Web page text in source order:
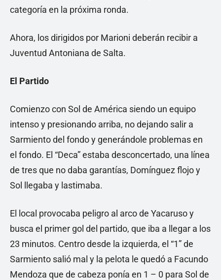
categoría en la próxima ronda.
Ahora, los dirigidos por Marioni deberán recibir a
Juventud Antoniana de Salta.
El Partido
Comienzo con Sol de América siendo un equipo
intenso y presionando arriba, no dejando salir a
Sarmiento del fondo y generándole problemas en
el fondo. El “Deca” estaba desconcertado, una línea
de tres que no daba garantías, Domínguez flojo y
Sol llegaba y lastimaba.
El local provocaba peligro al arco de Yacaruso y
busca el primer gol del partido, que iba a llegar a los
23 minutos. Centro desde la izquierda, el “1” de
Sarmiento salió mal y la pelota le quedó a Facundo
Mendoza que de cabeza ponía en 1 – 0 para Sol de